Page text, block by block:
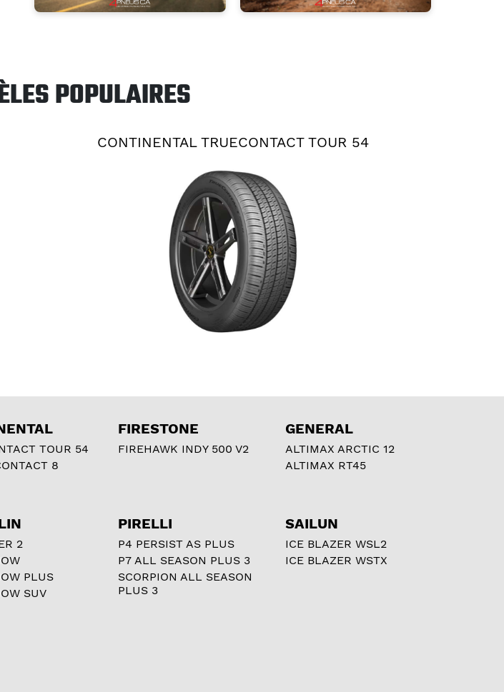
POPULAIRES
CONTINENTAL TRUECONTACT TOUR 54
TOUR 54
8
FIRESTONE
FIREHAWK INDY 500 V2
GENERAL
ALTIMAX ARCTIC 12
ALTIMAX RT45
2
PLUS
SUV
PIRELLI
P4 PERSIST AS PLUS
P7 ALL SEASON PLUS 3
SCORPION ALL SEASON
PLUS 3
SAILUN
ICE BLAZER WSL2
ICE BLAZER WSTX